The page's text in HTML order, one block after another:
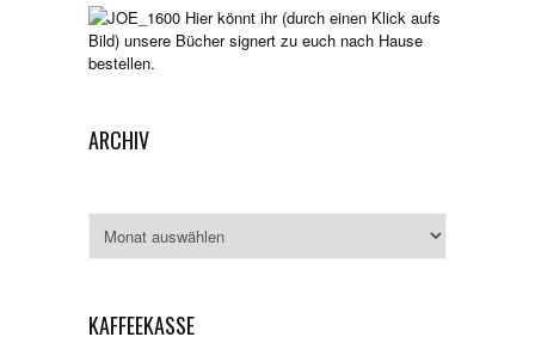
Hier könnt ihr (durch einen Klick aufs
Bild) unsere Bücher signert zu euch nach Hause
bestellen.
ARCHIV
KAFFEEKASSE